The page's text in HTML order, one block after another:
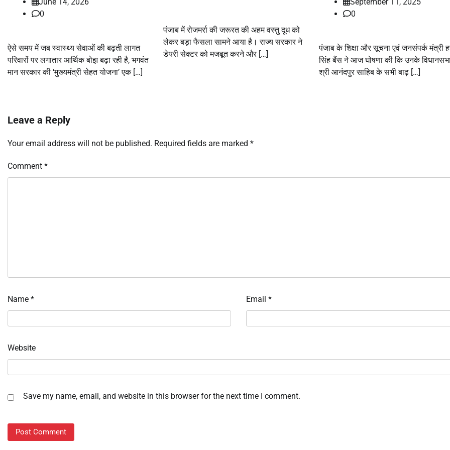
0
ऐसे समय में जब स्वास्थ्य सेवाओं की बढ़ती लागत
परिवारों पर लगातार आर्थिक बोझ बढ़ा रही है, भगवंत
मान सरकार की ‘मुख्यमंत्री सेहत योजना’ एक […]
पंजाब में रोजमर्रा की जरूरत की अहम वस्तु दूध को
लेकर बड़ा फैसला सामने आया है। राज्य सरकार ने
डेयरी सेक्टर को मजबूत करने और […]
0
पंजाब के शिक्षा और सूचना एवं जनसंपर्क मंत्री
सिंह बैंस ने आज घोषणा की कि उनके विधानसभा
श्री आनंदपुर साहिब के सभी बाढ़ […]
Leave a Reply
Your email address will not be published. Required fields are marked *
Comment *
Name * Email *
Website
Save my name, email, and website in this browser for the next time I comment.